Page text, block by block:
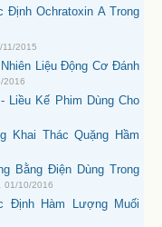
Định Ochratoxin A Trong
11/2015
Liệu Động Cơ Đánh
2016
Liều Kế Phim Dùng Cho
Khai Thác Quặng Hầm
Bằng Điện Dùng Trong
01/10/2016
Định Hàm Lượng Muối